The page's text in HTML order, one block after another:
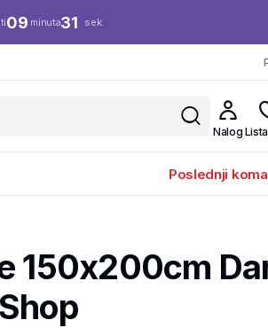
09 minuta30 sek.
Nalog
Poslednji
150x200cm